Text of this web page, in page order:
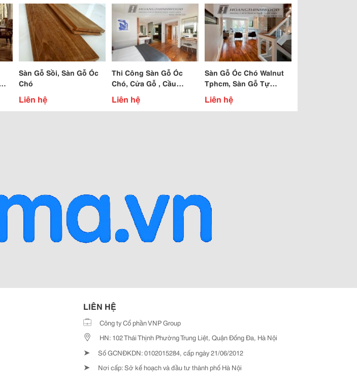
Sàn Gỗ Sồi, Sàn Gỗ Óc
Chó
Liên hệ
Thi Công Sàn Gỗ Óc
Chó, Cửa Gỗ , Cầu
Thang Gỗ Óc Chó Tự
Nhiên
Liên hệ
Sàn Gỗ Óc Chó Walnut
Tphcm, Sàn Gỗ Tự
Nhiên Nhận Thi Công
Giá Tốt
Liên hệ
LIÊN HỆ
Công ty Cổ phần VNP Group
HN: 102 Thái Thịnh Phường Trung Liệt, Quận Đống Đa, Hà Nội
➤ Số GCNĐKDN: 0102015284, cấp ngày 21/06/2012
➤ Nơi cấp: Sở kế hoạch và đầu tư thành phố Hà Nội